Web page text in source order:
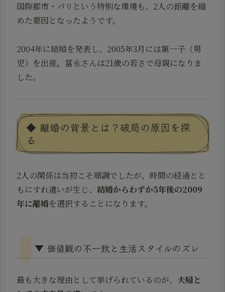
国際都市・パリという特別な環境も、2人の距離を縮
めた要因となったようです。
2004年に結婚を発表し、2005年3月には第一子（男
児）を出産。冨永さんは21歳の若さで母親になりま
した。
◆ 離婚の背景とは？破局の原因を探
る
2人の関係は当初こそ順調でしたが、時間の経過とと
もにすれ違いが生じ、 結婚からわずか5年後の2009
年に離婚を選択することになります。
▼ 価値観の不一致と生活スタイルのズレ
最も大きな理由として挙げられているのが、 夫婦と